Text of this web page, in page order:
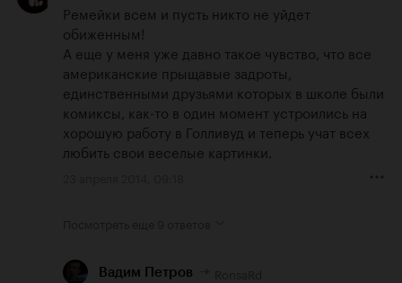
Ремейки всем и пусть никто не уйдет
обиженным!
А еще у меня уже давно такое чувство, что все
американские прыщавые задроты,
единственными друзьями которых в школе были
комиксы, как-то в один момент устроились на
хорошую работу в Голливуд и теперь учат всех
любить свои веселые картинки.
Вадим Петров